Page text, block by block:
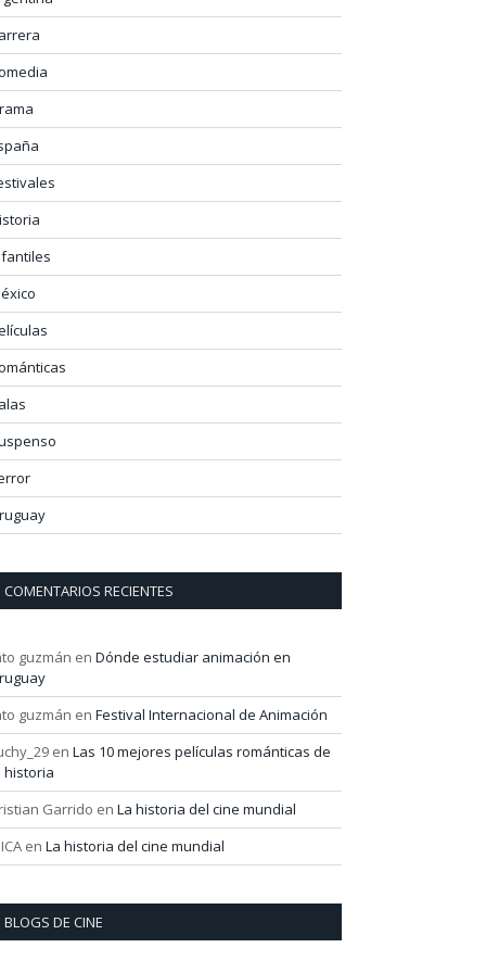
COMENTARIOS RECIENTES
guzmán en Dónde estudiar animación en
guzmán en Festival Internacional de Animación
en Las 10 mejores películas románticas de
historia
Garrido en La historia del cine mundial
en La historia del cine mundial
BLOGS DE CINE